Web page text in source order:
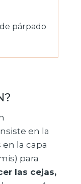
párpado
en la
la capa
para
las cejas,